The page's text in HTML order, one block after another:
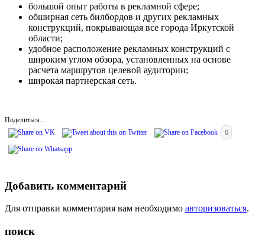
большой опыт работы в рекламной сфере;
обширная сеть билбордов и других рекламных
конструкций, покрывающая все города Иркутской
области;
удобное расположение рекламных конструкций с
широким углом обзора, установленных на основе
расчета маршрутов целевой аудитории;
широкая партнерская сеть.
Поделиться...
0
Добавить комментарий
Для отправки комментария вам необходимо авторизоваться.
поиск